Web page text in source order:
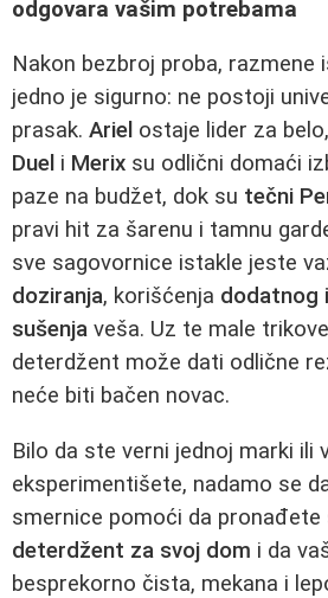
odgovara vašim potrebama
Nakon bezbroj proba, razmene
jedno je sigurno: ne postoji
prasak. Ariel ostaje lider za belo,
Duel i Merix su odlični domaći
paze na budžet, dok su tečni
pravi hit za šarenu i tamnu
sve sagovornice istakle jeste
doziranja, korišćenja dodatnog
sušenja veša. Uz te male
deterdžent može dati odlične
neće biti bačen novac.
Bilo da ste verni jednoj marki ili
eksperimentišete, nadamo se
smernice pomoći da pronađete
deterdžent za svoj dom i da
besprekorno čista, mekana i